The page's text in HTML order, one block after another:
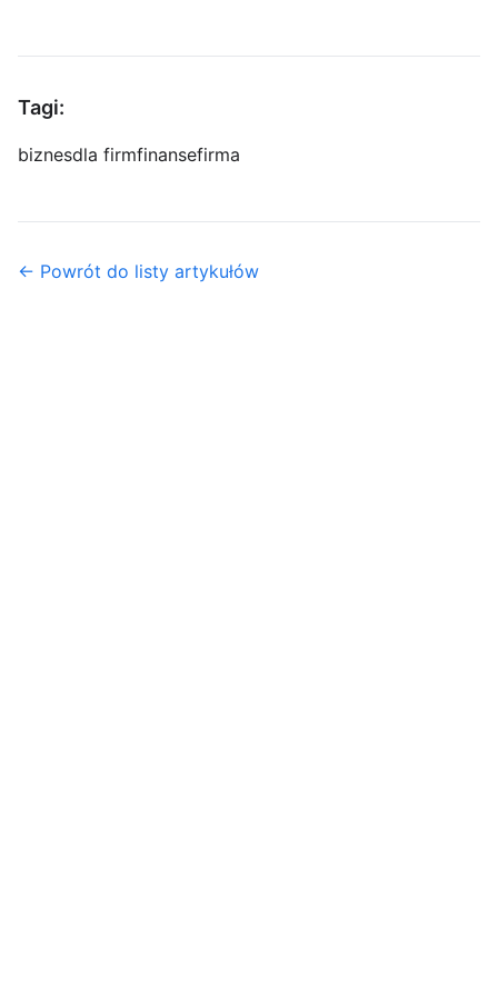
Tagi:
biznesdla firmfinansefirma
← Powrót do listy artykułów